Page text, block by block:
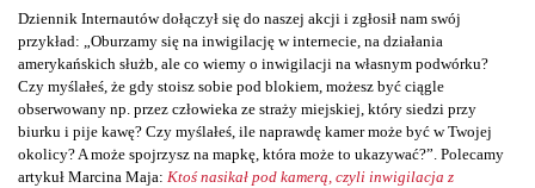
Dziennik Internautów dołączył się do naszej akcji i zgłosił nam swój
przykład: „Oburzamy się na inwigilację w internecie, na działania
amerykańskich służb, ale co wiemy o inwigilacji na własnym podwórku?
Czy myślałeś, że gdy stoisz sobie pod blokiem, możesz być ciągle
obserwowany np. przez człowieka ze straży miejskiej, który siedzi przy
biurku i pije kawę? Czy myślałeś, ile naprawdę kamer może być w Twojej
okolicy? A może spojrzysz na mapkę, która może to ukazywać?”. Polecamy
artykuł Marcina Maja: Ktoś nasikał pod kamerą, czyli inwigilacja z